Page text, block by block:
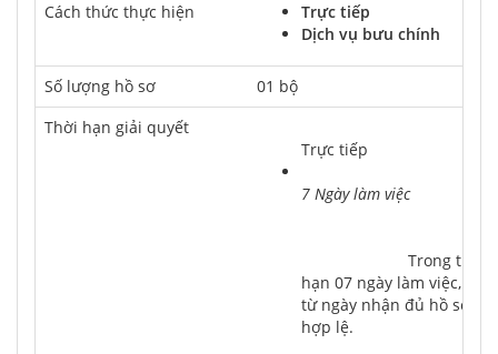
Cách thức thực hiện
Trực tiếp
Dịch vụ bưu chính
Số lượng hồ sơ
01 bộ
Thời hạn giải quyết
Trực tiếp
7 Ngày làm việc
hạn 07 ngày làm việc, kể
từ ngày nhận đủ hồ sơ
hợp lệ.